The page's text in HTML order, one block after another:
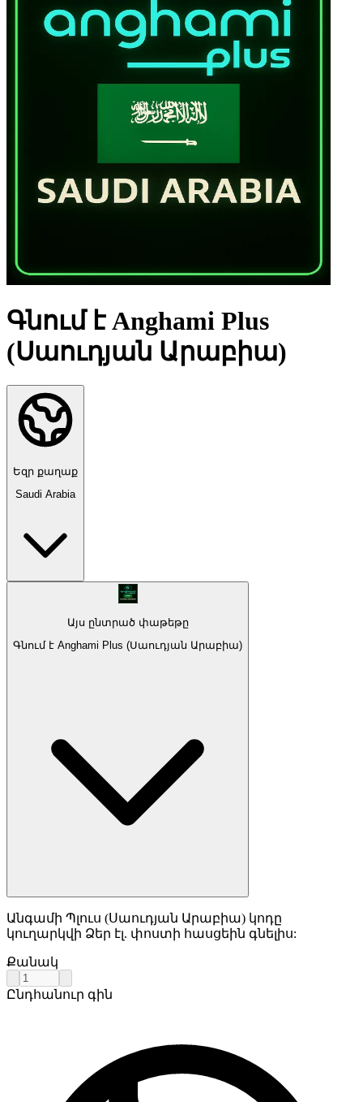
Գնում է Anghami Plus
(Սաուդյան Արաբիա)
Եզր քաղաք
Saudi Arabia
Այս ընտրած փաթեթը
Գնում է Anghami Plus (Սաուդյան Արաբիա)
Անգամի Պլուս (Սաուդյան Արաբիա) կոդը
կուղարկվի Ձեր էլ. փոստի հասցեին գնելիս:
Քանակ
Ընդհանուր գին